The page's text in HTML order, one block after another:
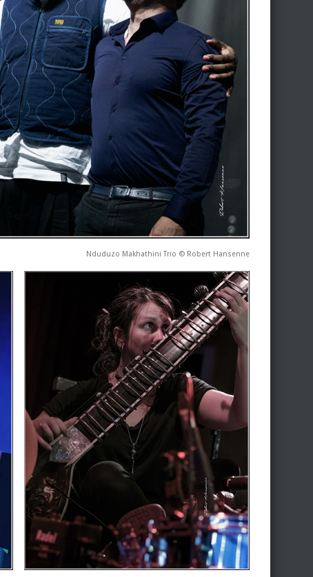
Nduduzo Makhathini Trio © Robert Hansenne